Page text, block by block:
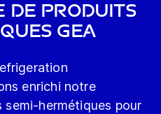
produits
GEA
enrichi notre
hermétiques pour